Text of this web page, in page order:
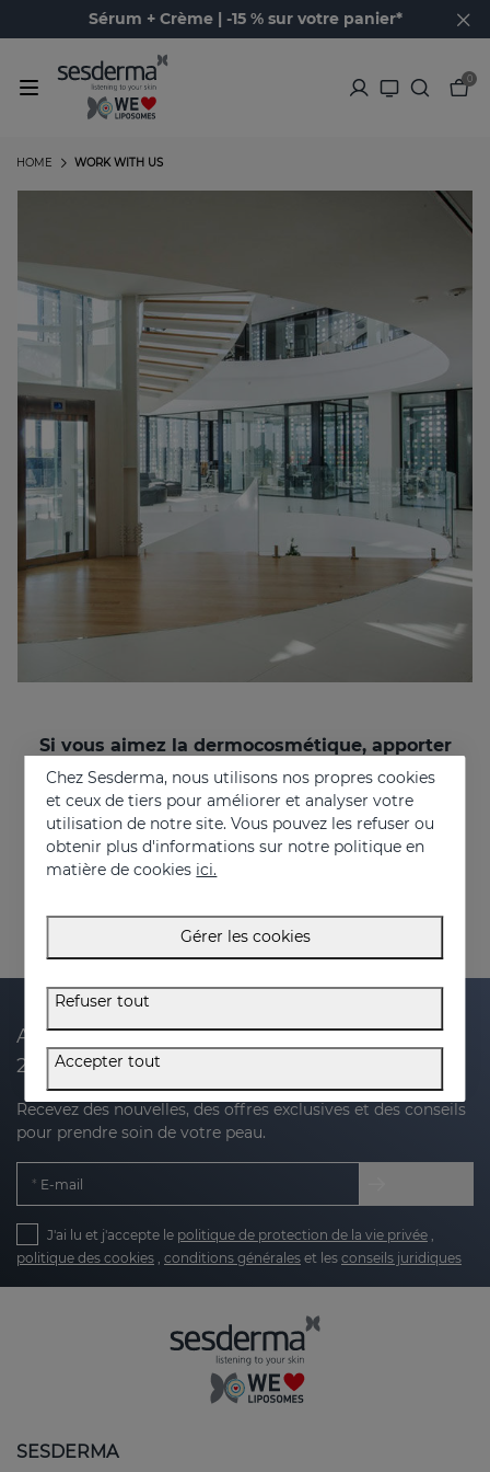
Sérum + Crème | -15 % sur votre panier*
0
WORK WITH US
HOME
Si vous aimez la dermocosmétique, apporter
vous souhaitez travailler dans un
environnement multinational et multiculturel,
rejoignez-nous !
recruitment@sesderma.com
Abonnez-vous à notre newsletter et recevez
20 % de réduction sur votre prochain achat
Recevez des nouvelles, des offres exclusives et des conseils
pour prendre soin de votre peau.
E-mail
J'ai lu et j'accepte le politique de protection de la vie privée
politique des cookies conditions générales et les conseils juridiques
SESDERMA
Chez Sesderma, nous utilisons nos propres cookies
et ceux de tiers pour améliorer et analyser votre
utilisation de notre site. Vous pouvez les refuser ou
obtenir plus d'informations sur notre politique en
matière de cookies ici.
Gérer les cookies
Refuser tout
Accepter tout